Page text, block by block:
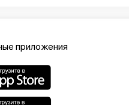
приложения